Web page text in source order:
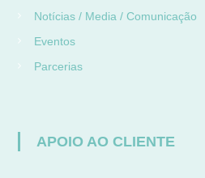
Notícias / Media / Comunicação
Eventos
Parcerias
APOIO AO CLIENTE